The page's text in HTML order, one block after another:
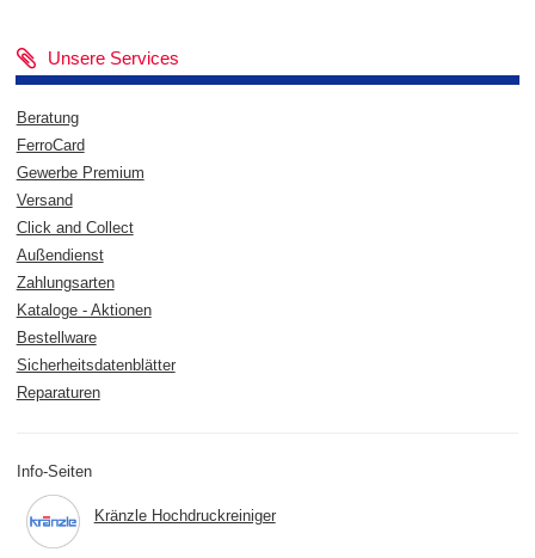
Unsere Services
Beratung
FerroCard
Gewerbe Premium
Versand
Click and Collect
Außendienst
Zahlungsarten
Kataloge - Aktionen
Bestellware
Sicherheitsdatenblätter
Reparaturen
Info-Seiten
Kränzle Hochdruckreiniger